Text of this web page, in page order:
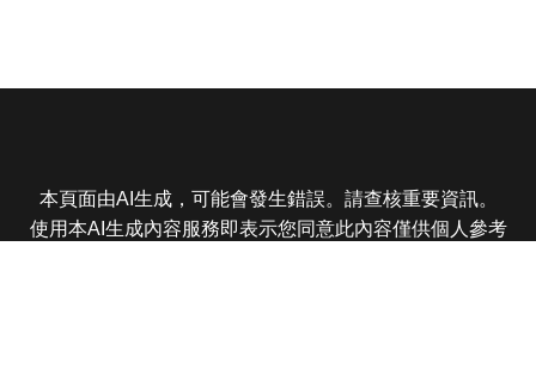
本頁面由AI生成，可能會發生錯誤。請查核重要資訊。
使用本AI生成內容服務即表示您同意此內容僅供個人參考